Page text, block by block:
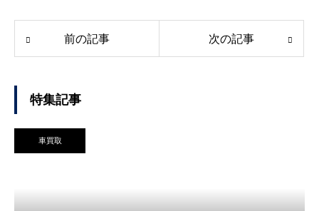
前の記事 次の記事
特集記事
車買取